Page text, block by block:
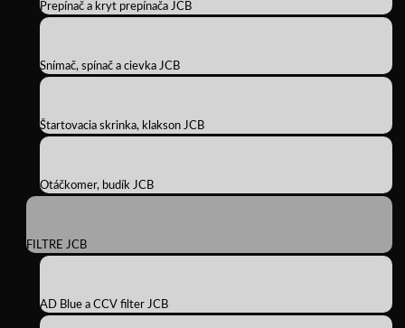
Prepínač a kryt prepínača JCB
Snímač, spínač a cievka JCB
Štartovacia skrinka, klakson JCB
Otáčkomer, budík JCB
FILTRE JCB
AD Blue a CCV filter JCB